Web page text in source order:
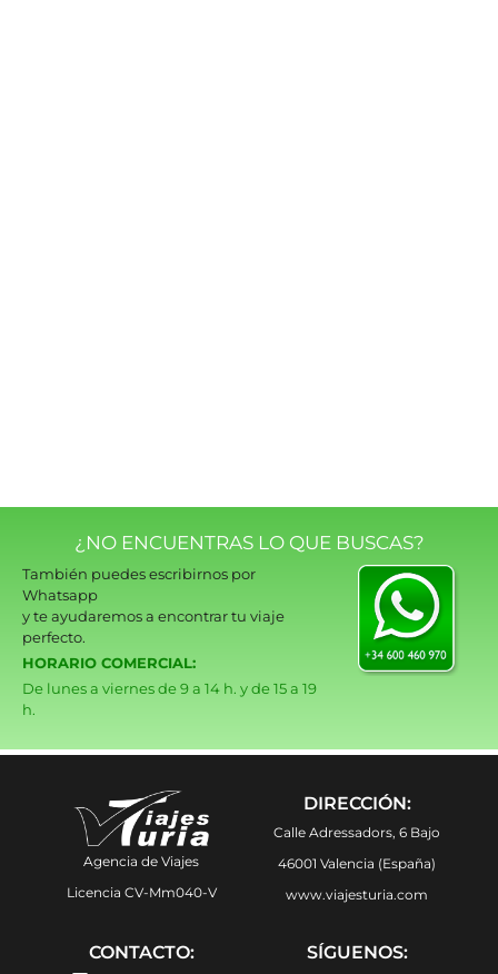
¿NO ENCUENTRAS LO QUE BUSCAS?
También puedes escribirnos por
Whatsapp
y te ayudaremos a encontrar tu viaje
perfecto.
HORARIO COMERCIAL:
De lunes a viernes de 9 a 14 h. y de 15 a 19
h.
Agencia de Viajes
Licencia CV-Mm040-V
DIRECCIÓN:
Calle Adressadors, 6 Bajo
46001 Valencia (España)
www.viajesturia.com
CONTACTO: SÍGUENOS: